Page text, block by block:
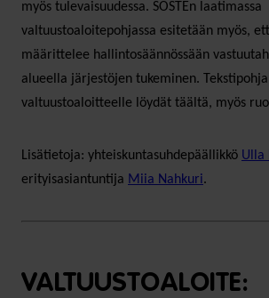
myös tulevaisuudessa. SOSTEn laatimassa
valtuustoaloitepohjassa esitetään myös,
määrittelee hallintosäännössään
alueella järjestöjen tukeminen.
valtuustoaloitteelle löydät täältä, myös
Lisätietoja: yhteiskuntasuhdepäällikkö Ulla
erityisasiantuntija Miia Nahkuri.
VALTUUSTOALOITE: